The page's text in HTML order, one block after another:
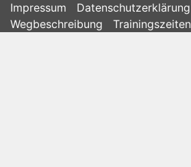
Impressum
Datenschutzerklärung
Wegbeschreibung
Trainingszeiten